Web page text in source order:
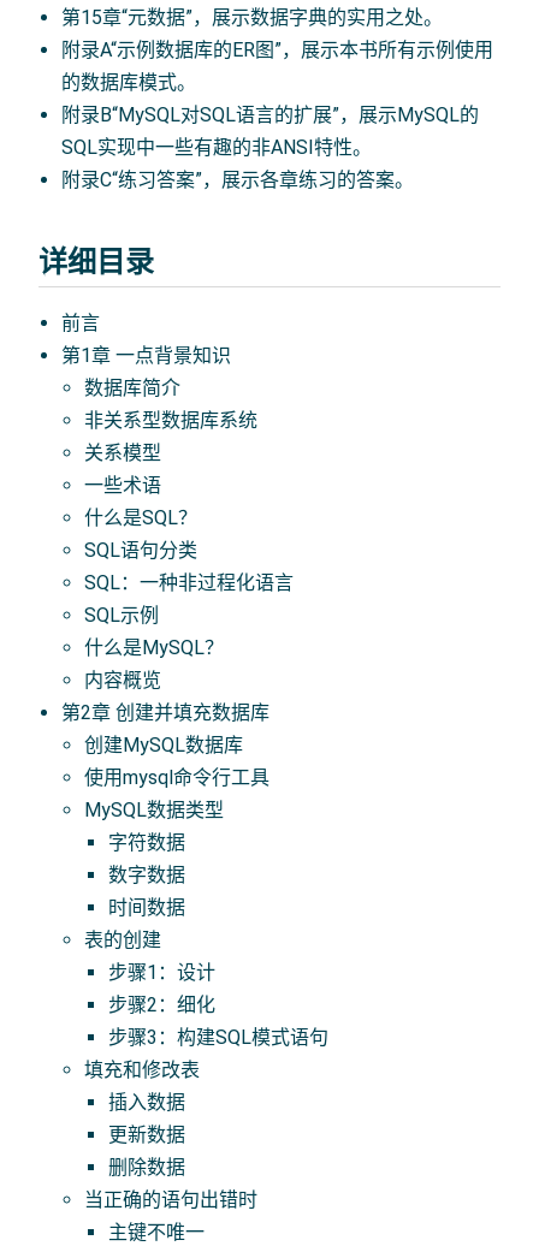
第15章“元数据”，展示数据字典的实用之处。
附录A“示例数据库的ER图”，展示本书所有示例使用
的数据库模式。
附录B“MySQL对SQL语言的扩展”，展示MySQL的
SQL实现中一些有趣的非ANSI特性。
附录C“练习答案”，展示各章练习的答案。
详细目录
前言
第1章 一点背景知识
数据库简介
非关系型数据库系统
关系模型
一些术语
什么是SQL？
SQL语句分类
SQL：一种非过程化语言
SQL示例
什么是MySQL？
内容概览
第2章 创建并填充数据库
创建MySQL数据库
使用mysql命令行工具
MySQL数据类型
字符数据
数字数据
时间数据
表的创建
步骤1：设计
步骤2：细化
步骤3：构建SQL模式语句
填充和修改表
插入数据
更新数据
删除数据
当正确的语句出错时
主键不唯一